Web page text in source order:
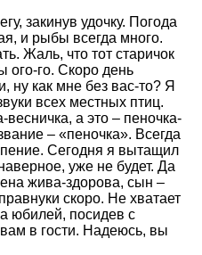
закинув удочку. Погода
и рыбы всегда много.
Жаль, что тот старичок
ого-го. Скоро день
как мне без вас-то? Я
всех местных птиц.
а это – пеночка-
– «пеночка». Всегда
Сегодня я вытащил
уже не будет. Да
жива-здорова, сын –
скоро. Не хватает
юбилей, посидев с
в гости. Надеюсь, вы